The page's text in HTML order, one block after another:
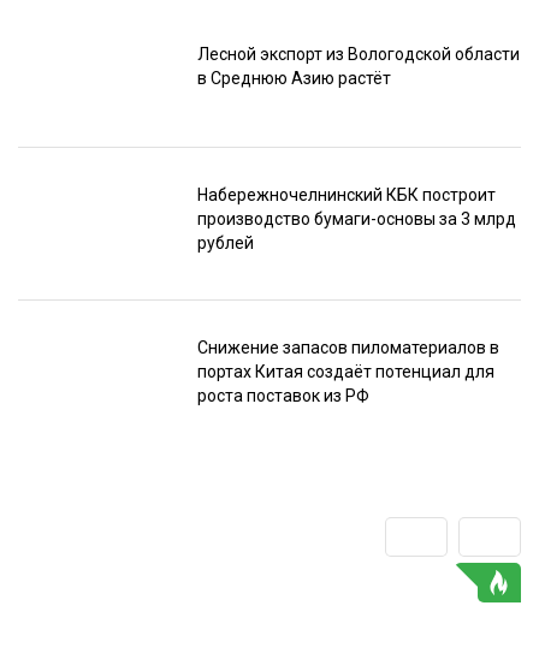
Лесной экспорт из Вологодской области
в Среднюю Азию растёт
Набережночелнинский КБК построит
производство бумаги-основы за 3 млрд
рублей
Снижение запасов пиломатериалов в
портах Китая создаёт потенциал для
роста поставок из РФ